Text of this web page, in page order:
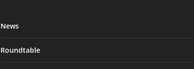
News
Roundtable